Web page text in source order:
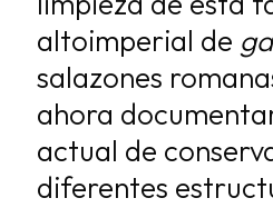
altoimperial de
salazones
ahora
actual de
diferentes